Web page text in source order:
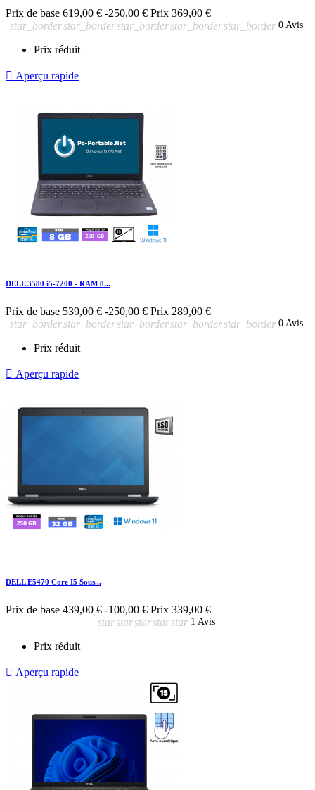
Prix de base 619,00 € -250,00 € Prix 369,00 €
star_borderstar_borderstar_borderstar_borderstar_border 0 Avis
Prix réduit
 Aperçu rapide
DELL 3580 i5-7200 - RAM 8...
Prix de base 539,00 € -250,00 € Prix 289,00 €
star_borderstar_borderstar_borderstar_borderstar_border 0 Avis
Prix réduit
 Aperçu rapide
DELL E5470 Core I5 Sous...
Prix de base 439,00 € -100,00 € Prix 339,00 €
starstarstarstarstar 1 Avis
Prix réduit
 Aperçu rapide